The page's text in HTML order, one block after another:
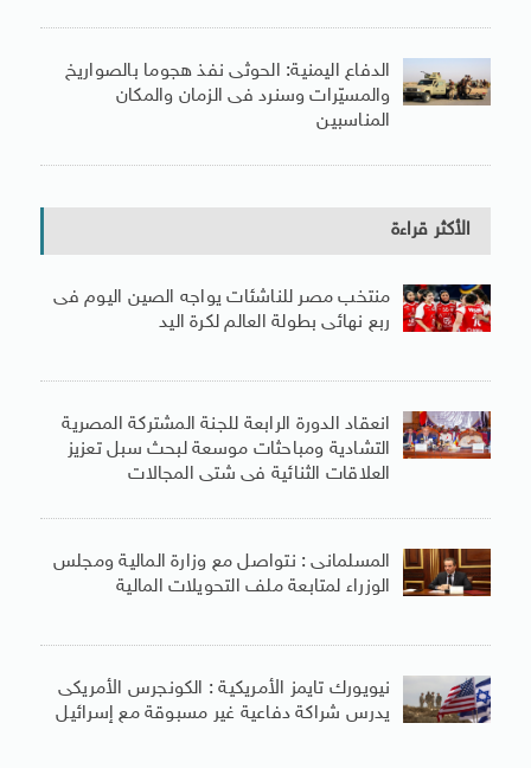
الدفاع اليمنية: الحوثى نفذ هجوما بالصواريخ
والمسيّرات وسنرد فى الزمان والمكان
المناسبين
الأكثر قراءة
منتخب مصر للناشئات يواجه الصين اليوم فى
ربع نهائى بطولة العالم لكرة اليد
انعقاد الدورة الرابعة للجنة المشتركة المصرية
التشادية ومباحثات موسعة لبحث سبل تعزيز
العلاقات الثنائية فى شتى المجالات
المسلمانى : نتواصل مع وزارة المالية ومجلس
الوزراء لمتابعة ملف التحويلات المالية
نيويورك تايمز الأمريكية : الكونجرس الأمريكى
يدرس شراكة دفاعية غير مسبوقة مع إسرائيل